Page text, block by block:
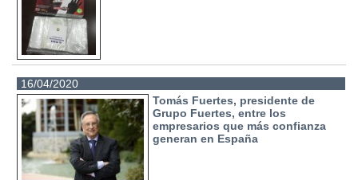
16/04/2020
Tomás Fuertes, presidente de
Grupo Fuertes, entre los
empresarios que más confianza
generan en España